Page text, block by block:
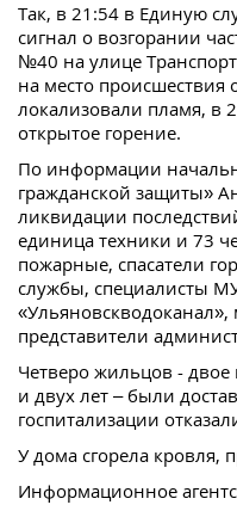
Так, в 21:54 в Единую
сигнал о возгорании
№40 на улице
на место происшествия
локализовали пламя, в
открытое горение.
По информации
гражданской защиты»
ликвидации
единица техники и 73
пожарные, спасатели
службы, специалисты
представители
Четверо жильцов - двое
и двух лет – были
госпитализации
У дома сгорела кровля,
Информационное